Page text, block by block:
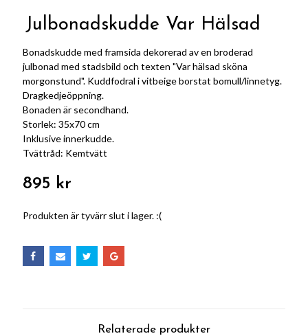
Julbonadskudde Var Hälsad
Bonadskudde med framsida dekorerad av en broderad
julbonad med stadsbild och texten "Var hälsad sköna
morgonstund". Kuddfodral i vitbeige borstat bomull/linnetyg.
Dragkedjeöppning.
Bonaden är secondhand.
Storlek: 35x70 cm
Inklusive innerkudde.
Tvättråd: Kemtvätt
895 kr
Produkten är tyvärr slut i lager. :(
Relaterade produkter